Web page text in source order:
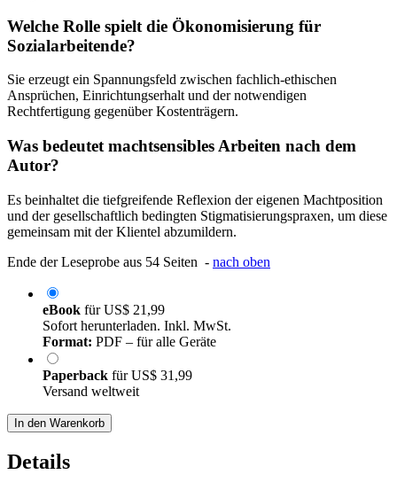
Welche Rolle spielt die Ökonomisierung für
Sozialarbeitende?
Sie erzeugt ein Spannungsfeld zwischen fachlich-ethischen
Ansprüchen, Einrichtungserhalt und der notwendigen
Rechtfertigung gegenüber Kostenträgern.
Was bedeutet machtsensibles Arbeiten nach dem
Autor?
Es beinhaltet die tiefgreifende Reflexion der eigenen Machtposition
und der gesellschaftlich bedingten Stigmatisierungspraxen, um diese
gemeinsam mit der Klientel abzumildern.
Ende der Leseprobe aus 54 Seiten - nach oben
eBook fürUS$ 21,99
Sofort herunterladen. Inkl. MwSt.
Format: PDF – für alle Geräte
Paperback fürUS$ 31,99
Versand weltweit
In den Warenkorb
Details